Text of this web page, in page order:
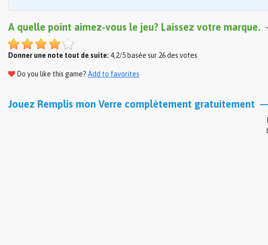
A quelle point aimez-vous le jeu? Laissez votre marque.
Donner une note tout de suite: 4,2/5 basée sur 26 des votes
Do you like this game? Add to favorites
Jouez Remplis mon Verre complètement gratuitement